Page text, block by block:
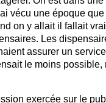
vécu une époque
on y allait il fallait
Les
assurer un service
le moins possible,
exercée sur le